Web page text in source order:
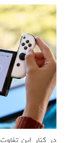
در کنار این